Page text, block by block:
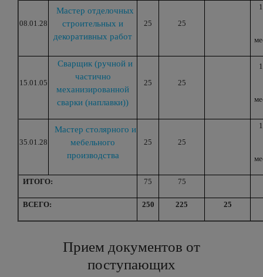
08.01.28
Мастер отделочных
строительных и
декоративных работ
25 25
15.01.05
Сварщик (ручной и
частично
механизированной
сварки (наплавки))
25 25
35.01.28
Мастер столярного и
мебельного
производства
25 25
ИТОГО: 75 75
ВСЕГО: 250 225 25
Прием документов от
поступающих